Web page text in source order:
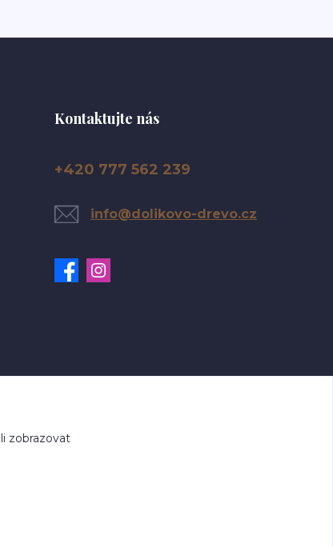
Kontaktujte nás
+420 777 562 239
info@dolikovo-drevo.cz
zobrazovat